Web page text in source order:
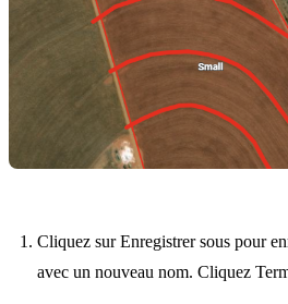
Cliquez sur Enregistrer sous pour
avec un nouveau nom. Cliquez